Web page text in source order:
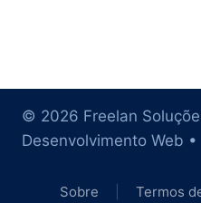
© 2026 Freelan
Desenvolvimento Web
Sobre Termos